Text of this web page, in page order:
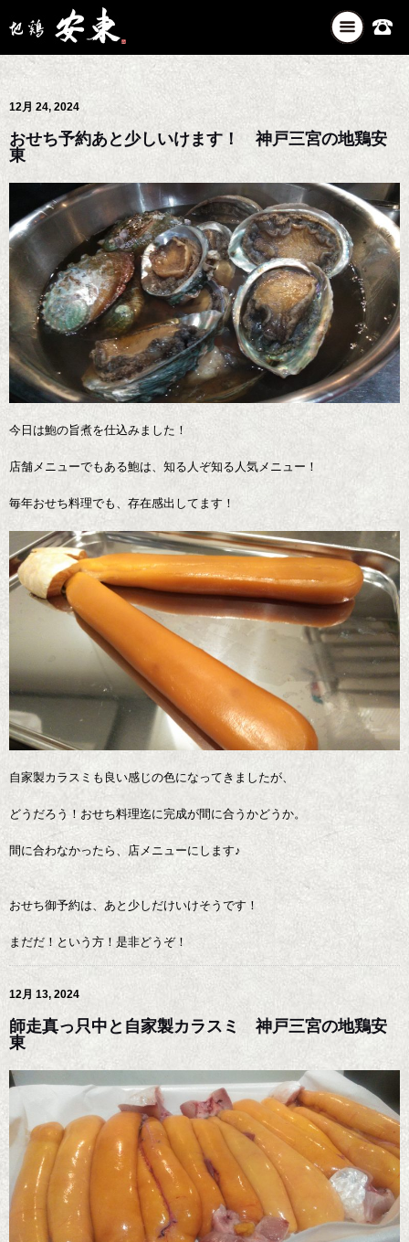
ナ
ビ
ゲ
シ
ョ
ン
切
り
え
12月 24, 2024
おせち予約あと少しいけます！ 神戸三宮の地鶏安
東
今日は鮑の旨煮を仕込みました！
店舗メニューでもある鮑は、知る人ぞ知る人気メニュー！
毎年おせち料理でも、存在感出してます！
自家製カラスミも良い感じの色になってきましたが、
どうだろう！おせち料理迄に完成が間に合うかどうか。
間に合わなかったら、店メニューにします♪
おせち御予約は、あと少しだけいけそうです！
まだだ！という方！是非どうぞ！
12月 13, 2024
師走真っ只中と自家製カラスミ 神戸三宮の地鶏安
東